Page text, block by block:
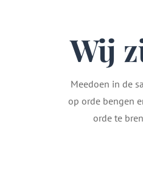
Wij
Meedoen in de
op orde bengen
orde te